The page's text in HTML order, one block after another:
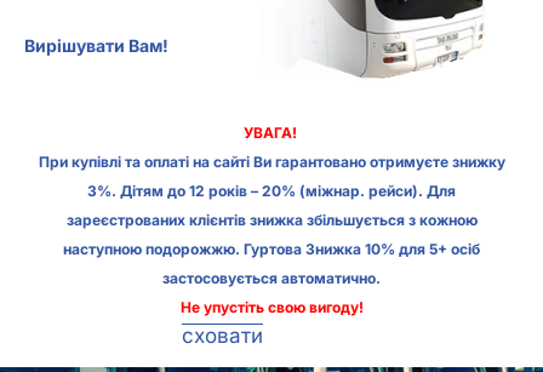
Вирішувати Вам!
УВАГА!
При купівлі та оплаті на сайті Ви гарантовано отримуєте знижку
3%. Дітям до 12 років – 20% (міжнар. рейси). Для
зареєстрованих клієнтів знижка збільшується з кожною
наступною подорожжю. Гуртова Знижка 10% для 5+ осіб
застосовується автоматично.
Не упустіть свою вигоду!
сховати